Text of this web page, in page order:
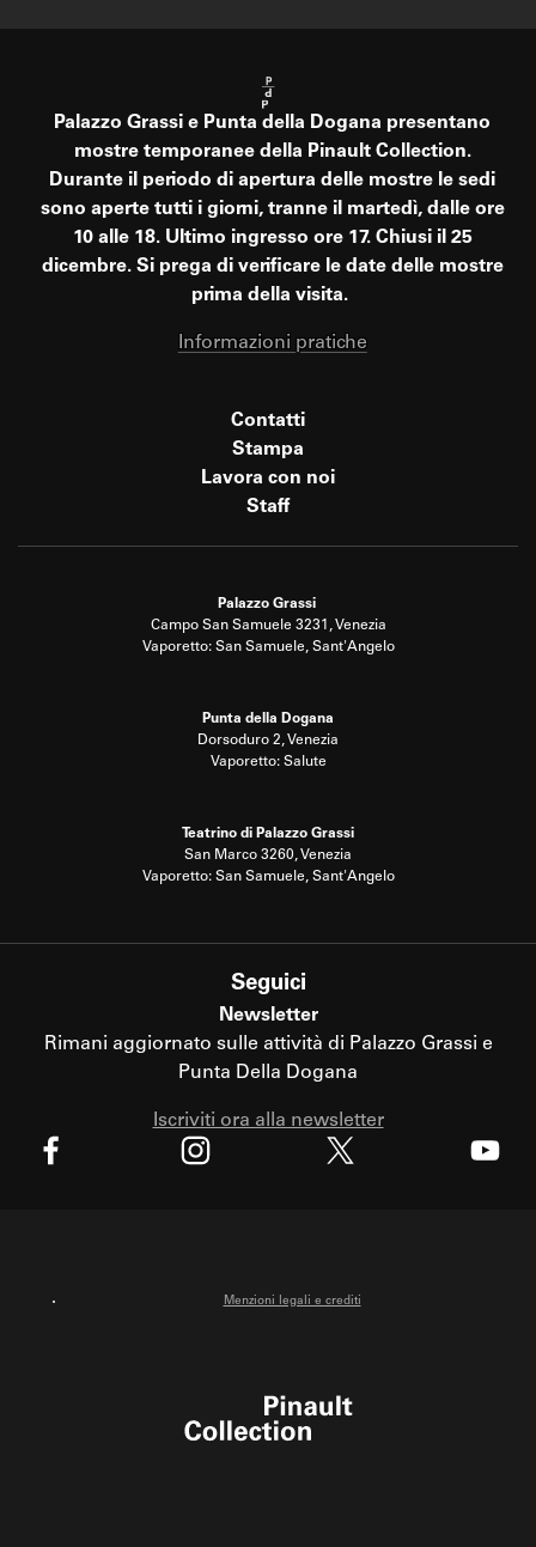
Palazzo Grassi e Punta della Dogana presentano
mostre temporanee della Pinault Collection.
Durante il periodo di apertura delle mostre le sedi
sono aperte tutti i giorni, tranne il martedì, dalle ore
10 alle 18. Ultimo ingresso ore 17. Chiusi il 25
dicembre. Si prega di verificare le date delle mostre
prima della visita.
Informazioni pratiche
Contatti
Stampa
Lavora con noi
Staff
Palazzo Grassi
Campo San Samuele 3231, Venezia
Vaporetto: San Samuele, Sant'Angelo
Punta della Dogana
Dorsoduro 2, Venezia
Vaporetto: Salute
Teatrino di Palazzo Grassi
San Marco 3260, Venezia
Vaporetto: San Samuele, Sant'Angelo
Seguici
Newsletter
Rimani aggiornato sulle attività di Palazzo Grassi e
Punta Della Dogana
Iscriviti ora alla newsletter
Menzioni legali e crediti